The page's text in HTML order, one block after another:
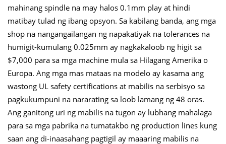
mahinang spindle na may halos 0.1mm play at hindi
matibay tulad ng ibang opsyon. Sa kabilang banda, ang mga
shop na nangangailangan ng napakatiyak na tolerances na
humigit-kumulang 0.025mm ay nagkakaloob ng higit sa
$7,000 para sa mga machine mula sa Hilagang Amerika o
Europa. Ang mga mas mataas na modelo ay kasama ang
wastong UL safety certifications at mabilis na serbisyo sa
pagkukumpuni na nararating sa loob lamang ng 48 oras.
Ang ganitong uri ng mabilis na tugon ay lubhang mahalaga
para sa mga pabrika na tumatakbo ng production lines kung
saan ang di-inaasahang pagtigil ay maaaring mabilis na